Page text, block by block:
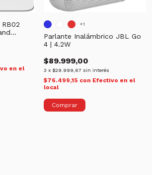
en el
Parlante Inalámbrico JBL Go
4 | 4.2W
$89.999,00
3 x $29.999,67 sin interés
$76.499,15 con Efectivo en el
local
+1
Comprar